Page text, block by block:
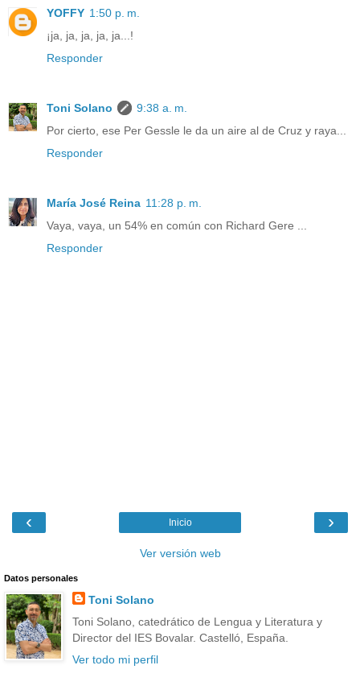
YOFFY 1:50 p. m.
¡ja, ja, ja, ja, ja...!
Responder
Toni Solano
9:38 a. m.
Por cierto, ese Per Gessle le da un aire al de Cruz y raya...
Responder
María José Reina 11:28 p. m.
Vaya, vaya, un 54% en común con Richard Gere ...
Responder
‹ ›
Inicio
Ver versión web
Datos personales
Toni Solano
Toni Solano, catedrático de Lengua y Literatura y
Director del IES Bovalar. Castelló, España.
Ver todo mi perfil